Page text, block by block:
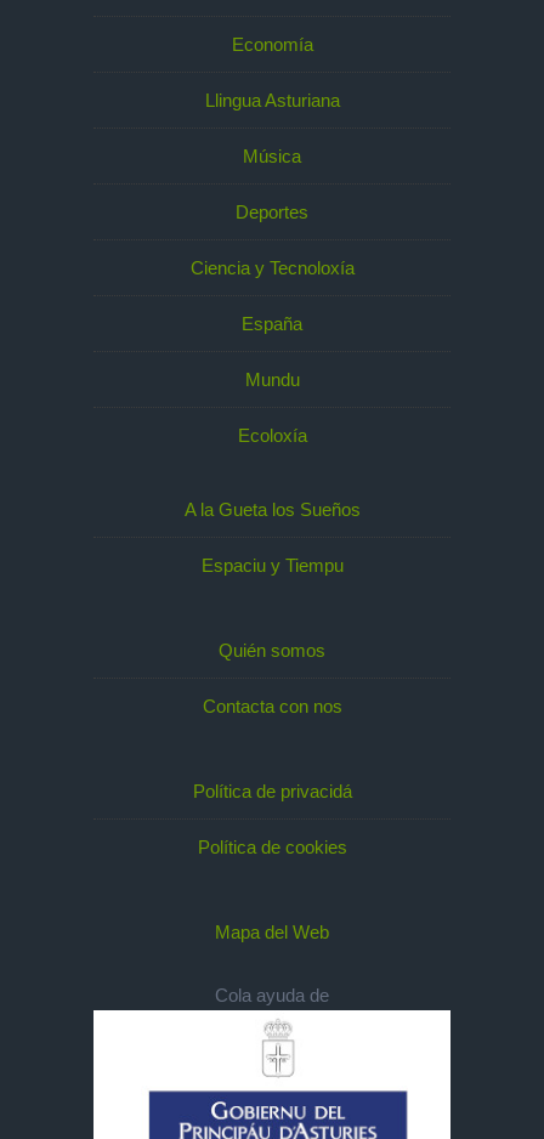
Economía
Llingua Asturiana
Música
Deportes
Ciencia y Tecnoloxía
España
Mundu
Ecoloxía
A la Gueta los Sueños
Espaciu y Tiempu
Quién somos
Contacta con nos
Política de privacidá
Política de cookies
Mapa del Web
Cola ayuda de